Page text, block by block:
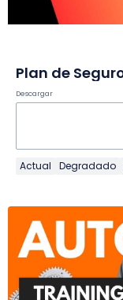
Descargar
Actual Degradado